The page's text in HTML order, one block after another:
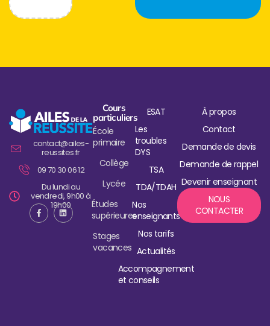
contact@ailes-
reussites.fr
09 70 30 06 12
Du lundi au
vendredi, 9h00 à
19h00
Cours
particuliers
École
primaire
Collège
Lycée
Études
supérieures
Stages
vacances
ESAT
Les
troubles
DYS
TSA
TDA/TDAH
Nos
enseignants
Nos tarifs
Actualités
Accompagnement
et conseils
À propos
Contact
Demande de devis
Demande de rappel
Devenir enseignant
NOUS
CONTACTER